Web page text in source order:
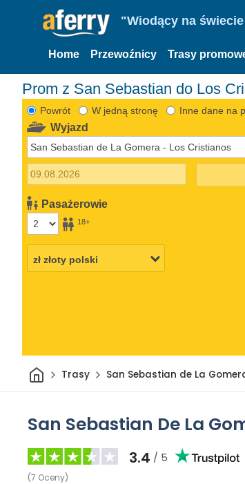
"Wiodący na
Home Przewoźnicy Trasy
Prom z San Sebastian do Los
Powrót W jedną stronę Inne dane na
Wyjazd
Pasażerowie
18+
DomTrasy San Sebastian de La
San Sebastian De La
3.4 / 5
(7 Oceny)